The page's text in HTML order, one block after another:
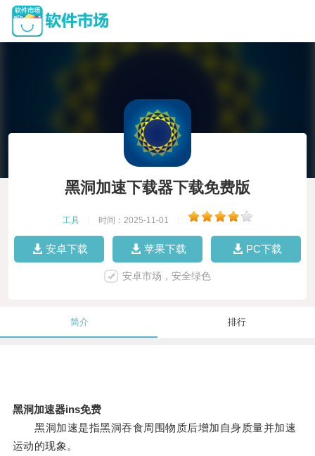
黑洞加速下载器下载免费版
工具 时间：2025-11-01
安卓下载 苹果下载 PC下载
安卓市场，安全绿色
简介 排行
黑洞加速器ins免费
黑洞加速是指黑洞吞食周围物质后增加自身质量并加速
运动的现象。